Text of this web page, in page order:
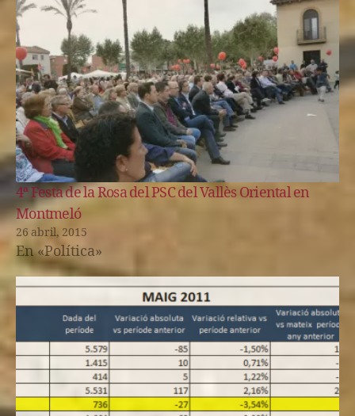
4ª Festa de la Rosa del PSC del Vallès Oriental en
Montmeló
26 abril, 2015
En «Política»